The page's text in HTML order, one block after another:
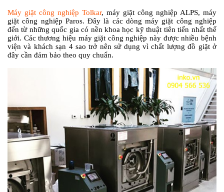
Máy giặt công nghiệp Tolkar, máy giặt công nghiệp ALPS, máy
giặt công nghiệp Paros. Đây là các dòng máy giặt công nghiệp
đến từ những quốc gia có nền khoa học kỹ thuật tiên tiến nhất thế
giới. Các thương hiệu máy giặt công nghiệp này được nhiều bệnh
viện và khách sạn 4 sao trở nên sử dụng vì chất lượng đồ giặt ở
đây cần đảm bảo theo quy chuẩn.